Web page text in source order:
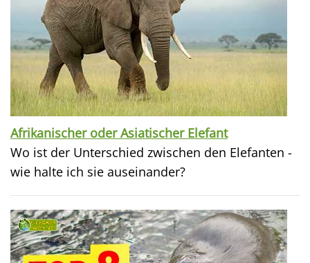
Afrikanischer oder Asiatischer Elefant
Wo ist der Unterschied zwischen den Elefanten -
wie halte ich sie auseinander?